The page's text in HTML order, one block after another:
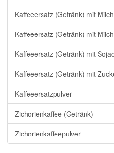
Kaffeeersatz (Getränk) mit
Kaffeeersatz (Getränk) mit
Kaffeeersatz (Getränk) mit
Kaffeeersatz (Getränk) mit
Kaffeeersatzpulver
Zichorienkaffee (Getränk)
Zichorienkaffeepulver